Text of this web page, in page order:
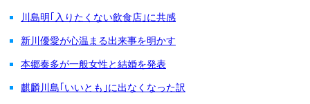
川島明｢入りたくない飲食店｣に共感
新川優愛が心温まる出来事を明かす
本郷奏多が一般女性と結婚を発表
麒麟川島｢いいとも｣に出なくなった訳